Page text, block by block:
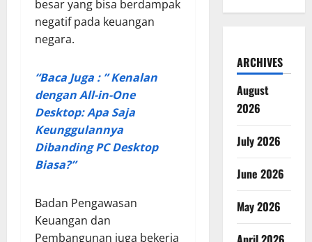
besar yang bisa berdampak
negatif pada keuangan
negara.
“Baca Juga : ” Kenalan
dengan All-in-One
Desktop: Apa Saja
Keunggulannya
Dibanding PC Desktop
Biasa?”
Badan Pengawasan
Keuangan dan
Pembangunan juga bekerja
ARCHIVES
August
2026
July 2026
June 2026
May 2026